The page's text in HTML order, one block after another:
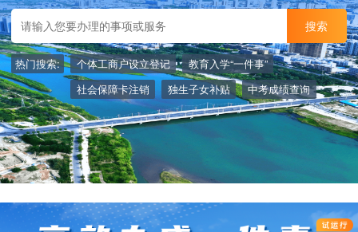
热门搜索: 个体工商户设立登记
教育入学“一件事”
社会保障卡注销
独生子女补贴 中考成绩查询